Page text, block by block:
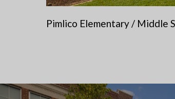
Pimlico Elementary / Middle